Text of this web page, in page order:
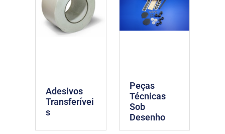
Adesivos
Transferívei
s
Peças
Técnicas
Sob
Desenho